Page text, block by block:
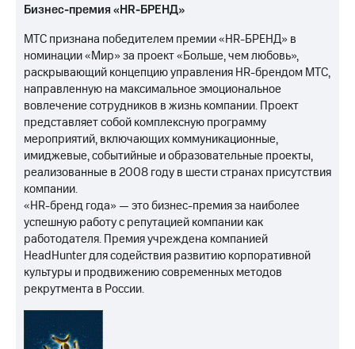
Бизнес-премия «HR-БРЕНД»
МТС признана победителем премии «HR-БРЕНД» в
номинации «Мир» за проект «Больше, чем любовь»,
раскрывающий концепцию управления HR-брендом МТС,
направленную на максимальное эмоциональное
вовлечение сотрудников в жизнь компании. Проект
представляет собой комплексную программу
мероприятий, включающих коммуникационные,
имиджевые, событийные и образовательные проекты,
реализованные в 2008 году в шести странах присутствия
компании.
«HR-бренд года» — это бизнес-премия за наиболее
успешную работу с репутацией компании как
работодателя. Премия учреждена компанией
HeadHunter для содействия развитию корпоративной
культуры и продвижению современных методов
рекрутмента в России.